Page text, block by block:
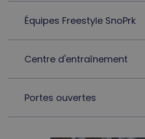
Équipes Freestyle SnoPrk
Centre d'entraînement
Portes ouvertes